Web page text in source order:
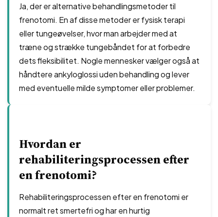
Ja, der er alternative behandlingsmetoder til
frenotomi. En af disse metoder er fysisk terapi
eller tungeøvelser, hvor man arbejder med at
træne og strække tungebåndet for at forbedre
dets fleksibilitet. Nogle mennesker vælger også at
håndtere ankyloglossi uden behandling og lever
med eventuelle milde symptomer eller problemer.
Hvordan er
rehabiliteringsprocessen efter
en frenotomi?
Rehabiliteringsprocessen efter en frenotomi er
normalt ret smertefri og har en hurtig